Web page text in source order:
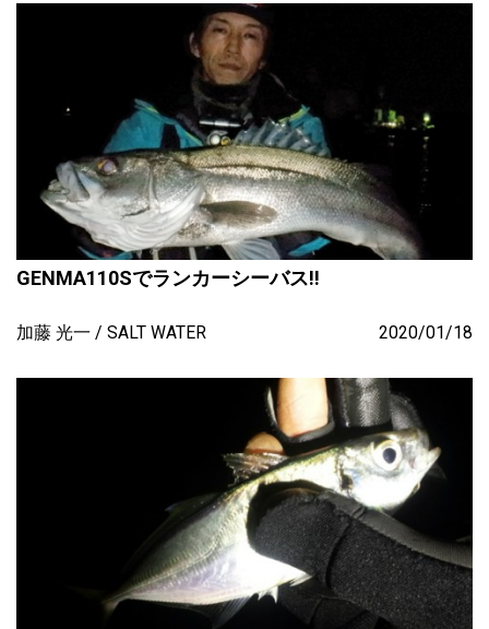
GENMA110Sでランカーシーバス!!
加藤 光一 SALT WATER 2020/01/18